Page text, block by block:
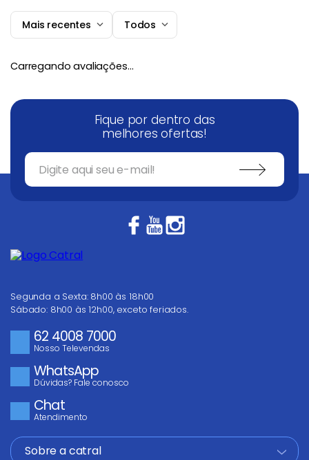
Mais recentes Todos
Carregando avaliações…
Fique por dentro das
melhores ofertas!
Segunda a Sexta: 8h00 às 18h00
Sábado: 8h00 às 12h00, exceto feriados.
62 4008 7000
Nosso Televendas
WhatsApp
Dúvidas? Fale conosco
Chat
Atendimento
Sobre a catral
+